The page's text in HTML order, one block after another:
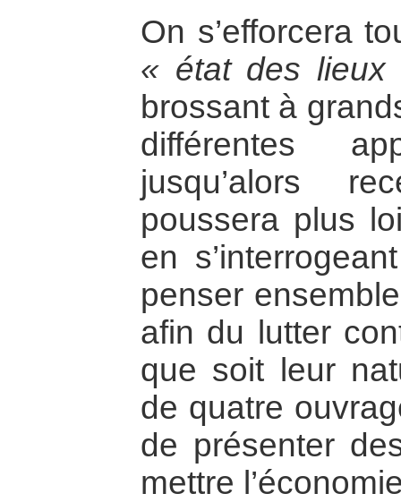
On s’efforcera
« état des lieux
brossant à
différentes
jusqu’alors
poussera plus
en
penser
afin du lutter
que soit leur
de quatre
de présenter
mettre